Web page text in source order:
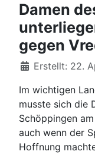
Damen
gegen
DetailsErstellt: 22.
Im wichtigen
musste sich die
Schöppingen
auch wenn der
Hoffnung